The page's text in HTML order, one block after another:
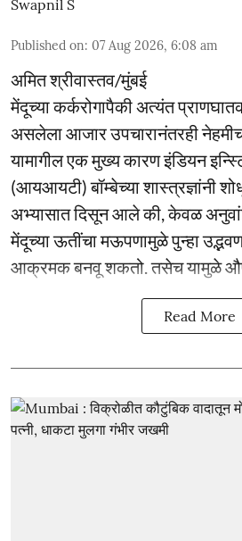
Swapnil S
Published on: 07 Aug 2026, 6:08 am
अमित श्रीवास्तव/मुंबई
मेंदूच्या कर्करोगापैकी अत्यंत
असलेला आजार उपचारानंतरही नेहमीच
यामागील एक मुख्य कारण इंडियन
(आयआयटी) बॉम्बेच्या शास्त्रज्ञांनी
अभ्यासात दिसून आले की, केवळ
मेंदूच्या ऊतींचा मऊपणामुळे पुन्हा
आक्रमक बनवू शकतो. तसेच यामुळे
Read More